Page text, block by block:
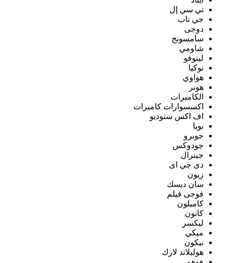
تي سي إل
جي تاب
دوجى
سامسونج
شاومي
لينوفو
نوكيا
هواوي
هونر
الكاميرات
اكسسوارات كاميرات
اف اكس ستوديو
بويا
جوبرو
جودوكس
جينرال
دى جي اى
زيون
سان ديسك
فوجى فيلم
كاميلون
كانون
ليكسر
ميكي
نيكون
هوليلاند لارك